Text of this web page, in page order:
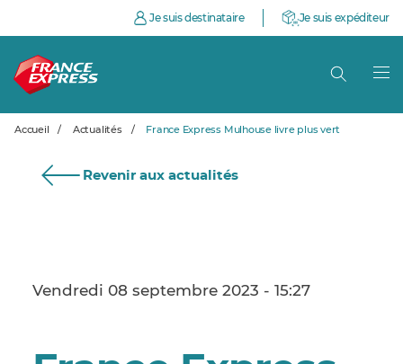
Je suis destinataire Je suis expéditeur
Accueil / Actualités / France Express Mulhouse livre plus vert
Revenir aux actualités
Vendredi 08 septembre 2023 - 15:27